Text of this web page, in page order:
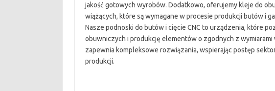
jakość gotowych wyrobów. Dodatkowo, oferujemy kleje do
wiążących, które są wymagane w procesie produkcji butów i
Nasze podnoski do butów i cięcie CNC to urządzenia, które
obuwniczych i produkcję elementów o zgodnych z wymiarami
zapewnia kompleksowe rozwiązania, wspierając postęp
produkcji.